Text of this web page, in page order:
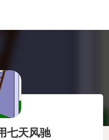
七天风驰